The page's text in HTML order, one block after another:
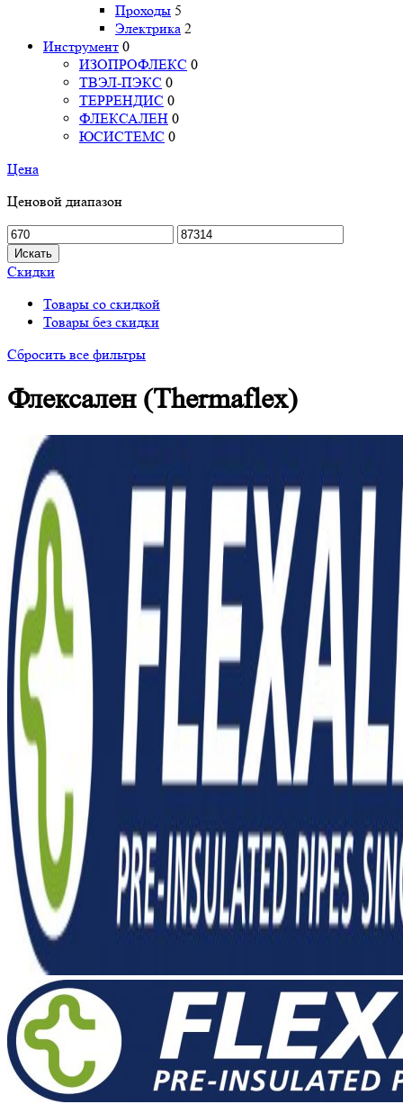
Проходы 5
Электрика 2
Инструмент 0
ИЗОПРОФЛЕКС 0
ТВЭЛ-ПЭКС 0
ТЕРРЕНДИС 0
ФЛЕКСАЛЕН 0
ЮСИСТЕМС 0
Цена
Ценовой диапазон
Искать
Скидки
Товары со скидкой
Товары без скидки
Сбросить все фильтры
Флексален (Thermaflex)